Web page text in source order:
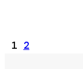
1 2